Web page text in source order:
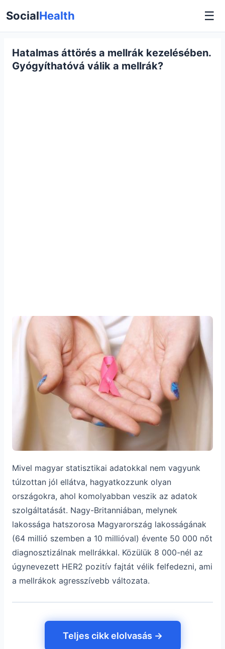
SocialHealth ☰
Hatalmas áttörés a mellrák kezelésében.
Gyógyíthatóvá válik a mellrák?
Mivel magyar statisztikai adatokkal nem vagyunk
túlzottan jól ellátva, hagyatkozzunk olyan
országokra, ahol komolyabban veszik az adatok
szolgáltatását. Nagy-Britanniában, melynek
lakossága hatszorosa Magyarország lakosságának
(64 millió szemben a 10 millióval) évente 50 000 nőt
diagnosztizálnak mellrákkal. Közülük 8 000-nél az
úgynevezett HER2 pozitív fajtát vélik felfedezni, ami
a mellrákok agresszívebb változata.
Teljes cikk elolvasás →